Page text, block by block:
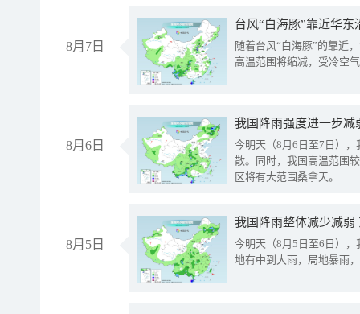
8月7日
台风“白海豚”靠近华
随着台风“白海豚”的靠近
高温范围将缩减，受冷空
8月6日
今明天（8月6日至7日）
散。同时，我国高温范围
区将有大范围桑拿天。
8月5日
我国降雨整体减少减弱
今明天（8月5日至6日）
地有中到大雨，局地暴雨